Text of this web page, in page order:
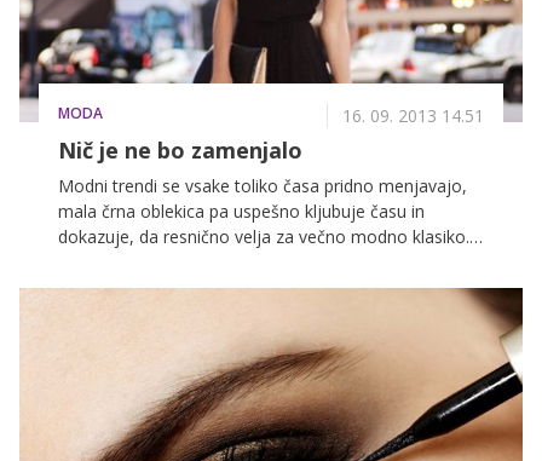
MODA 16. 09. 2013 14.51
Nič je ne bo zamenjalo
Modni trendi se vsake toliko časa pridno menjavajo,
mala črna oblekica pa uspešno kljubuje času in
dokazuje, da resnično velja za večno modno klasiko.
njene stalne prisotnosti v samem vrhu priljubljenosti
telesa, oblečemo pa jo lahko v vsakem letnem času.